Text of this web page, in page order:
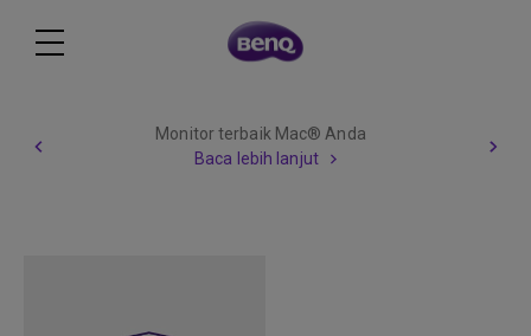
Monitor terbaik Mac® Anda
Baca lebih lanjut